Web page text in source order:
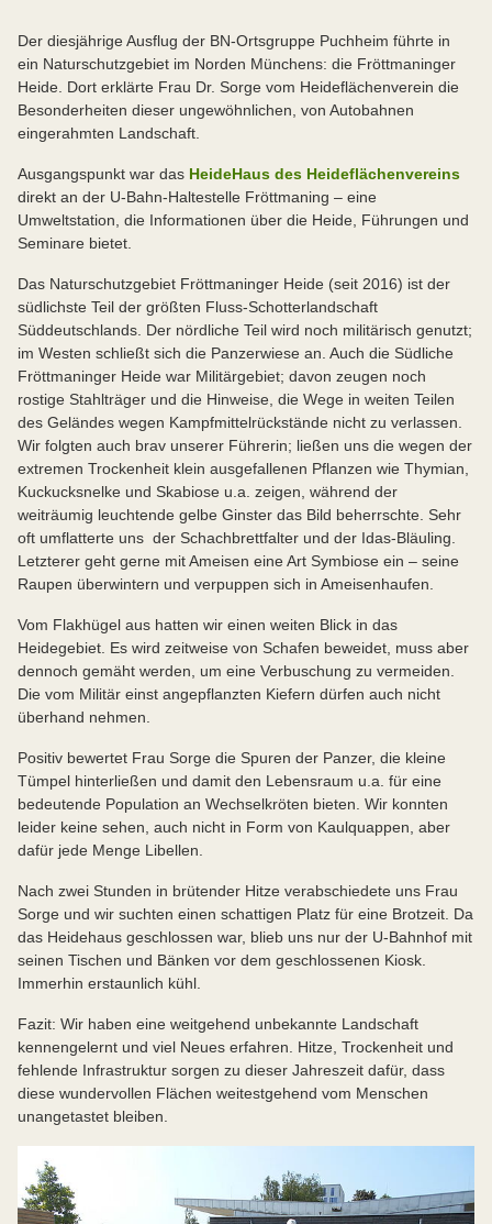
Der diesjährige Ausflug der BN-Ortsgruppe Puchheim führte in
ein Naturschutzgebiet im Norden Münchens: die Fröttmaninger
Heide. Dort erklärte Frau Dr. Sorge vom Heideflächenverein die
Besonderheiten dieser ungewöhnlichen, von Autobahnen
eingerahmten Landschaft.
Ausgangspunkt war das HeideHaus des Heideflächenvereins
direkt an der U-Bahn-Haltestelle Fröttmaning – eine
Umweltstation, die Informationen über die Heide, Führungen und
Seminare bietet.
Das Naturschutzgebiet Fröttmaninger Heide (seit 2016) ist der
südlichste Teil der größten Fluss-Schotterlandschaft
Süddeutschlands. Der nördliche Teil wird noch militärisch genutzt;
im Westen schließt sich die Panzerwiese an. Auch die Südliche
Fröttmaninger Heide war Militärgebiet; davon zeugen noch
rostige Stahlträger und die Hinweise, die Wege in weiten Teilen
des Geländes wegen Kampfmittelrückstände nicht zu verlassen.
Wir folgten auch brav unserer Führerin; ließen uns die wegen der
extremen Trockenheit klein ausgefallenen Pflanzen wie Thymian,
Kuckucksnelke und Skabiose u.a. zeigen, während der
weiträumig leuchtende gelbe Ginster das Bild beherrschte. Sehr
oft umflatterte uns der Schachbrettfalter und der Idas-Bläuling.
Letzterer geht gerne mit Ameisen eine Art Symbiose ein – seine
Raupen überwintern und verpuppen sich in Ameisenhaufen.
Vom Flakhügel aus hatten wir einen weiten Blick in das
Heidegebiet. Es wird zeitweise von Schafen beweidet, muss aber
dennoch gemäht werden, um eine Verbuschung zu vermeiden.
Die vom Militär einst angepflanzten Kiefern dürfen auch nicht
überhand nehmen.
Positiv bewertet Frau Sorge die Spuren der Panzer, die kleine
Tümpel hinterließen und damit den Lebensraum u.a. für eine
bedeutende Population an Wechselkröten bieten. Wir konnten
leider keine sehen, auch nicht in Form von Kaulquappen, aber
dafür jede Menge Libellen.
Nach zwei Stunden in brütender Hitze verabschiedete uns Frau
Sorge und wir suchten einen schattigen Platz für eine Brotzeit. Da
das Heidehaus geschlossen war, blieb uns nur der U-Bahnhof mit
seinen Tischen und Bänken vor dem geschlossenen Kiosk.
Immerhin erstaunlich kühl.
Fazit: Wir haben eine weitgehend unbekannte Landschaft
kennengelernt und viel Neues erfahren. Hitze, Trockenheit und
fehlende Infrastruktur sorgen zu dieser Jahreszeit dafür, dass
diese wundervollen Flächen weitestgehend vom Menschen
unangetastet bleiben.